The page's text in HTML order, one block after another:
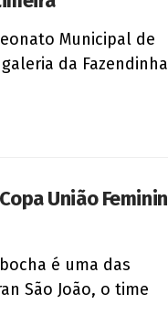
Municipal de
da
União
é uma das
São João, o time